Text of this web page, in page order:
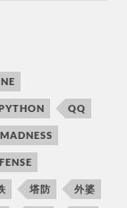
QQ
塔防 外婆